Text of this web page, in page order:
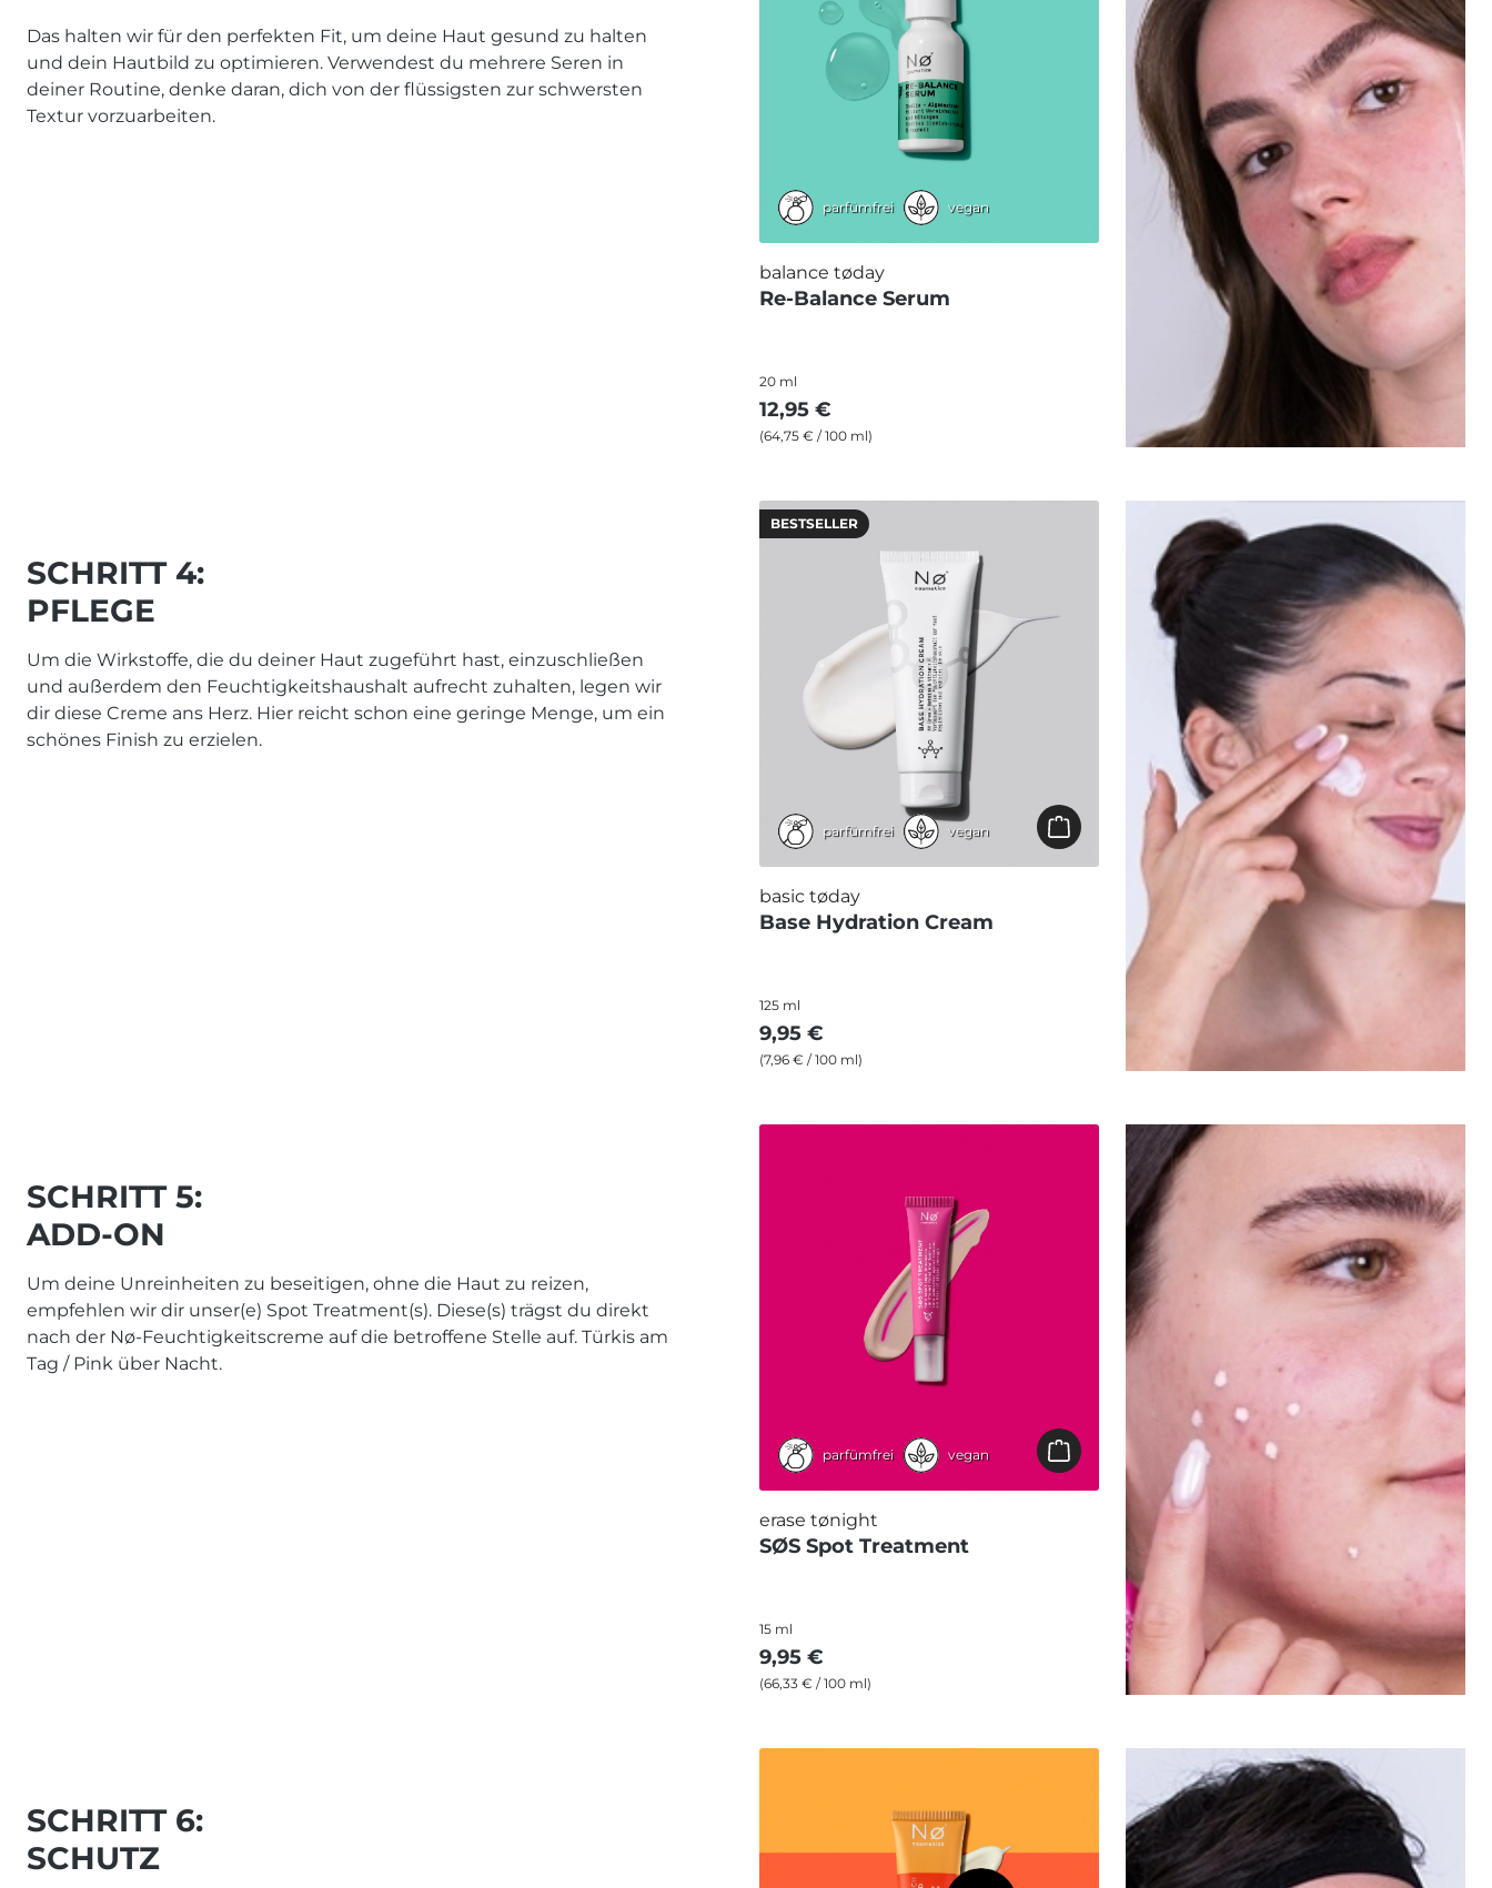
Das halten wir für den perfekten Fit, um deine Haut gesund zu halten
und dein Hautbild zu optimieren. Verwendest du mehrere Seren in
deiner Routine, denke daran, dich von der flüssigsten zur schwersten
Textur vorzuarbeiten.
parfümfrei vegan
balance tøday
Re-Balance Serum
20 ml
12,95 €
(64,75 € / 100 ml)
SCHRITT 4:
PFLEGE
Um die Wirkstoffe, die du deiner Haut zugeführt hast, einzuschließen
und außerdem den Feuchtigkeitshaushalt aufrecht zuhalten, legen wir
dir diese Creme ans Herz. Hier reicht schon eine geringe Menge, um ein
schönes Finish zu erzielen.
BESTSELLER
parfümfrei vegan
basic tøday
Base Hydration Cream
125 ml
9,95 €
(7,96 € / 100 ml)
SCHRITT 5:
ADD-ON
Um deine Unreinheiten zu beseitigen, ohne die Haut zu reizen,
empfehlen wir dir unser(e) Spot Treatment(s). Diese(s) trägst du direkt
nach der Nø-Feuchtigkeitscreme auf die betroffene Stelle auf. Türkis am
Tag / Pink über Nacht.
parfümfrei vegan
erase tønight
SØS Spot Treatment
15 ml
9,95 €
(66,33 € / 100 ml)
SCHRITT 6:
SCHUTZ